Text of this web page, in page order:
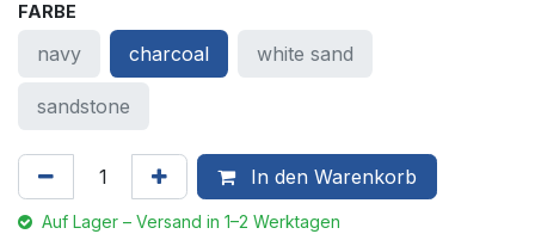
FARBE
navy charcoal white sand
sandstone
In den Warenkorb
Auf Lager – Versand in 1–2 Werktagen